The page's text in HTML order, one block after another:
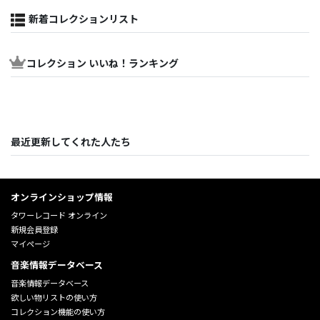
新着コレクションリスト
コレクション いいね！ランキング
最近更新してくれた人たち
オンラインショップ情報
タワーレコード オンライン
新規会員登録
マイページ
音楽情報データベース
音楽情報データベース
欲しい物リストの使い方
コレクション機能の使い方